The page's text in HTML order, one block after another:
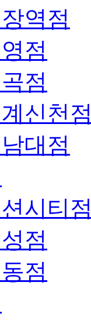
역점
점
점
신천
대점
시티
점
점